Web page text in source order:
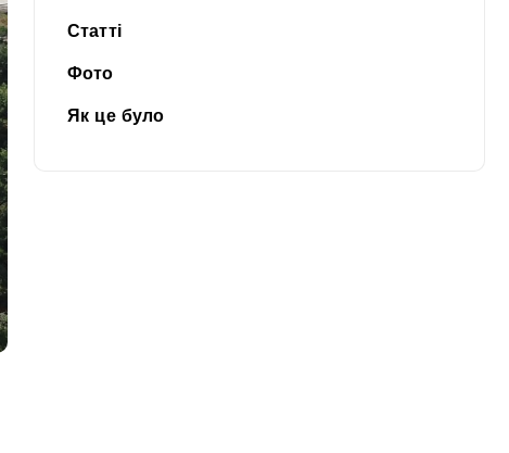
Статті
Фото
Як це було